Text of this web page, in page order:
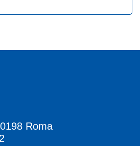
Roma